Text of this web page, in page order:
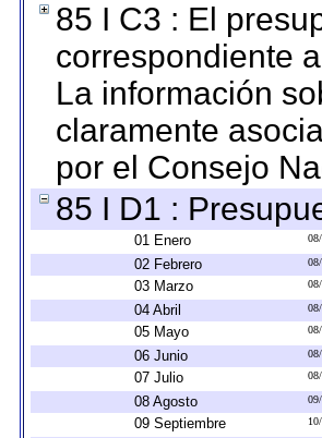
85 I C3 : El
correspondiente
La información
claramente
por el Consejo
85 I D1 :
01 Enero
02 Febrero
03 Marzo
04 Abril
05 Mayo
06 Junio
07 Julio
08 Agosto
09 Septiembre